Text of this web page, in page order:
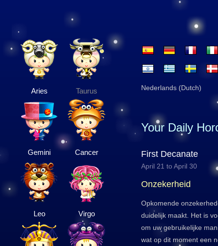
Aries Taurus
Gemini Cancer
Leo Virgo
Nederlands (Dutch)
Your Daily
First Decanate
April 21 to April 30
Onzekerheid
Opkomende
duidelijk maakt. Het is
om uw gebruikelijke
wat op dit moment een